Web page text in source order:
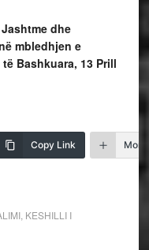
dhe
mbledhjen e
Bashkuara, 13 Prill
Copy Link More
, KESHILLI I